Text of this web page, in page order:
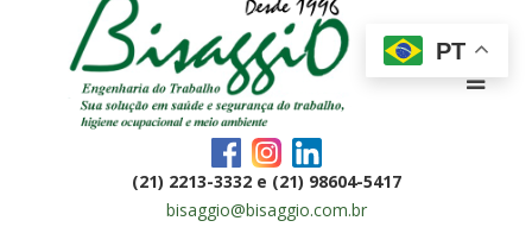
(21) 2213-3332 e (21) 98604-5417
bisaggio@bisaggio.com.br
PT